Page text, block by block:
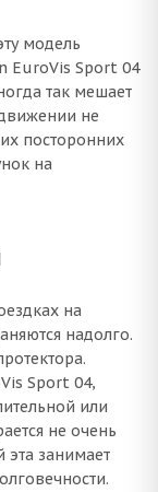
модель
EuroVis Sport 04
так мешает
не
посторонних
на
на
надолго.
Sport 04,
или
не очень
занимает